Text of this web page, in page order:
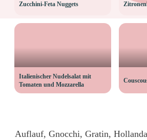
Zucchini-Feta Nuggets
Italienischer Nudelsalat mit
Tomaten und Mozzarella
Auflauf, Gnocchi, Gratin,